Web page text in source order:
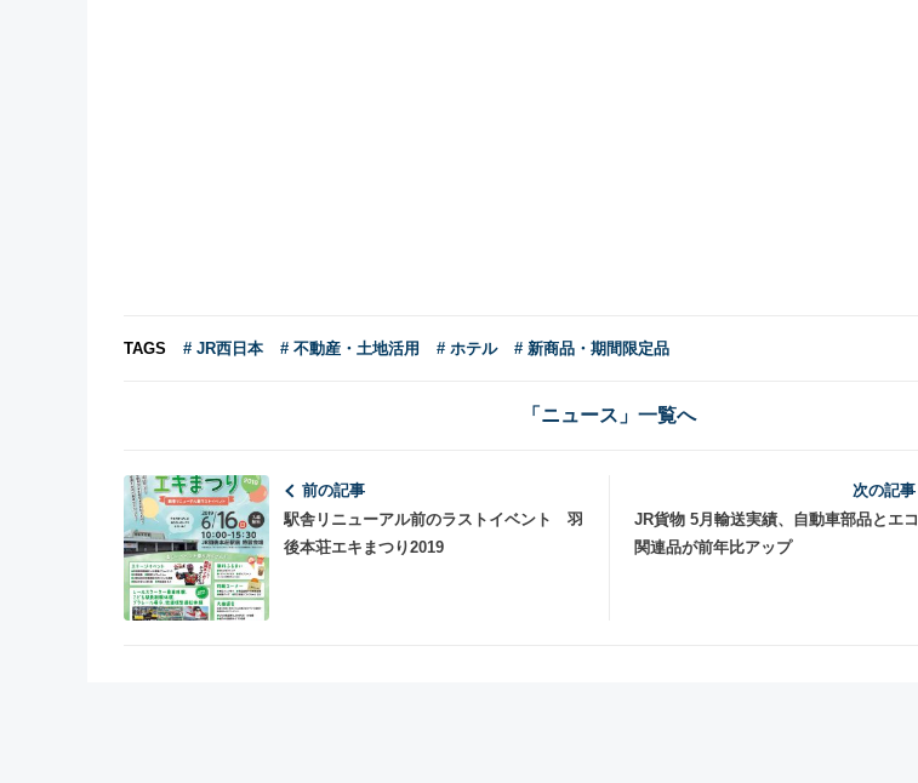
TAGS # JR西日本 # 不動産・土地活用 # ホテル # 新商品・期間限定品
「ニュース」一覧へ
前の記事
駅舎リニューアル前のラストイベント 羽
後本荘エキまつり2019
次の記事
JR貨物 5月輸送実績、自動車部品とエコ
関連品が前年比アップ